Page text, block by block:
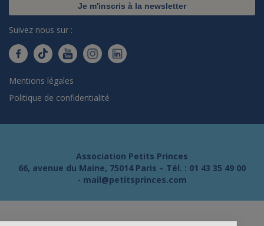
Je m'inscris à la newsletter
Suivez nous sur :
Mentions légales
Politique de confidentialité
Association Petits Princes
66, avenue du Maine, 75014 Paris – Tél. : 01 43 35 49 00
- mail@petitsprinces.com